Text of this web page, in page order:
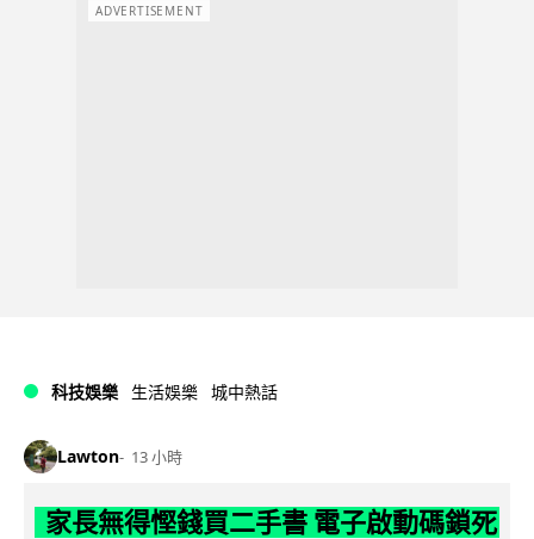
ADVERTISEMENT
科技娛樂 生活娛樂 城中熱話
Lawton 13 小時
家長無得慳錢買二手書 電子啟動碼鎖死